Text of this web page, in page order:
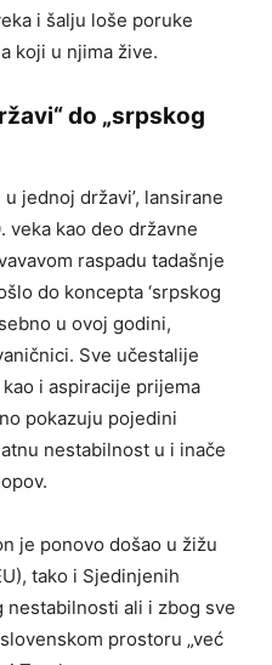
i šalju loše poruke
koji u njima žive.
do „srpskog
jednoj državi’, lansirane
veka kao deo državne
raspadu tadašnje
do koncepta ‘srpskog
u ovoj godini,
Sve učestalije
i aspiracije prijema
pokazuju pojedini
nestabilnost u i inače
je ponovo došao u žižu
tako i Sjedinjenih
nestabilnosti ali i zbog sve
prostoru „već